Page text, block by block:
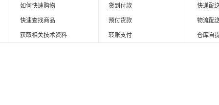
如何快速购物
快速查找商品
获取相关技术资料
货到付款
预付货款
转账支付
快递配
物流配
仓库自